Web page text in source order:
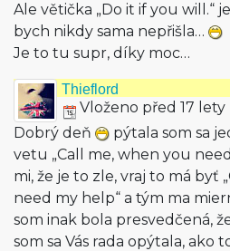
Ale větička „Do it if you will.“
bych nikdy sama nepřišla…
Je to tu supr, díky moc…
Thieflord
Vloženo před 17 lety
Dobrý deň
pýtala som sa
vetu „Call me, when you
mi, že je to zle, vraj to má byť
need my help“ a tým ma
som inak bola presvedčená,
som sa Vás rada opýtala, ako